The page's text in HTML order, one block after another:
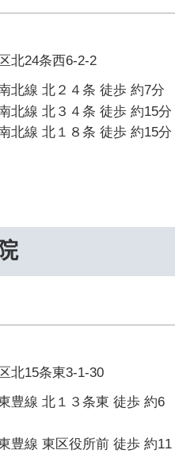
北24条西6-2-2
北線 北２４条 徒歩 約7分
北線 北３４条 徒歩 約15分
北線 北１８条 徒歩 約15分
北15条東3-1-30
豊線 北１３条東 徒歩 約6
豊線 東区役所前 徒歩 約11